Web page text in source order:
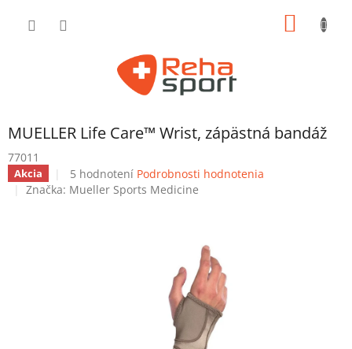
MUELLER Life Care™ Wrist, zápästná bandáž
77011
Akcia
Priemerné
hodnotenie
5 hodnotení Podrobnosti hodnotenia
Značka: Mueller Sports Medicine